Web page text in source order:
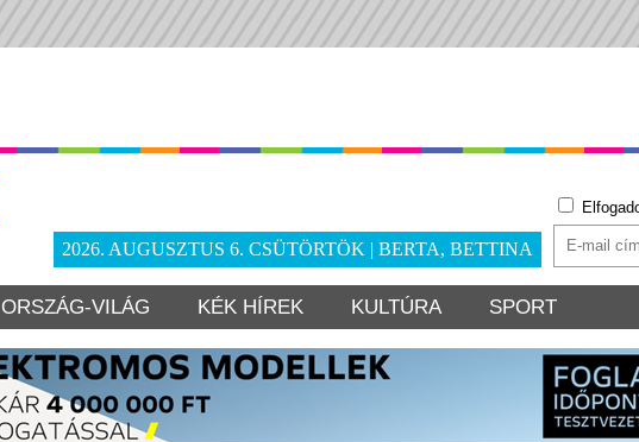
2026. AUGUSZTUS 6. CSÜTÖRTÖK | BERTA, BETTINA
ORSZÁG-VILÁG KÉK HÍREK KULTÚRA SPORT